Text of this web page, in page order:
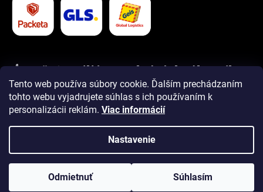
Tento web používa súbory cookie. Ďalším prechádzaním
tohto webu vyjadrujete súhlas s ich používaním k
personalizácii reklám. Viac informácií
Nastavenie
Odmietnuť Súhlasím
👍 Vyše 1,5 milióna spokojných zákazníkov
Recenzie
4,9 5,0
Copyright 2026www.puellapartner.com. Všetky práva